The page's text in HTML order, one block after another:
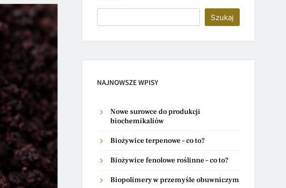
Szukaj
NAJNOWSZE WPISY
Nowe surowce do produkcji
biochemikaliów
Biożywice terpenowe – co to?
Biożywice fenolowe roślinne – co to?
Biopolimery w przemyśle obuwniczym